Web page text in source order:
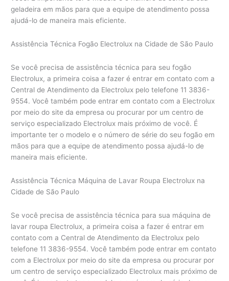
geladeira em mãos para que a equipe de atendimento possa
ajudá-lo de maneira mais eficiente.
Assistência Técnica Fogão Electrolux na Cidade de São Paulo
Se você precisa de assistência técnica para seu fogão
Electrolux, a primeira coisa a fazer é entrar em contato com a
Central de Atendimento da Electrolux pelo telefone 11 3836-
9554. Você também pode entrar em contato com a Electrolux
por meio do site da empresa ou procurar por um centro de
serviço especializado Electrolux mais próximo de você. É
importante ter o modelo e o número de série do seu fogão em
mãos para que a equipe de atendimento possa ajudá-lo de
maneira mais eficiente.
Assistência Técnica Máquina de Lavar Roupa Electrolux na
Cidade de São Paulo
Se você precisa de assistência técnica para sua máquina de
lavar roupa Electrolux, a primeira coisa a fazer é entrar em
contato com a Central de Atendimento da Electrolux pelo
telefone 11 3836-9554. Você também pode entrar em contato
com a Electrolux por meio do site da empresa ou procurar por
um centro de serviço especializado Electrolux mais próximo de